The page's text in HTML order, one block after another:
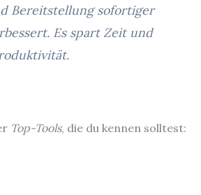
Bereitstellung sofortiger
Es spart Zeit und
Top-Tools, die du kennen solltest: